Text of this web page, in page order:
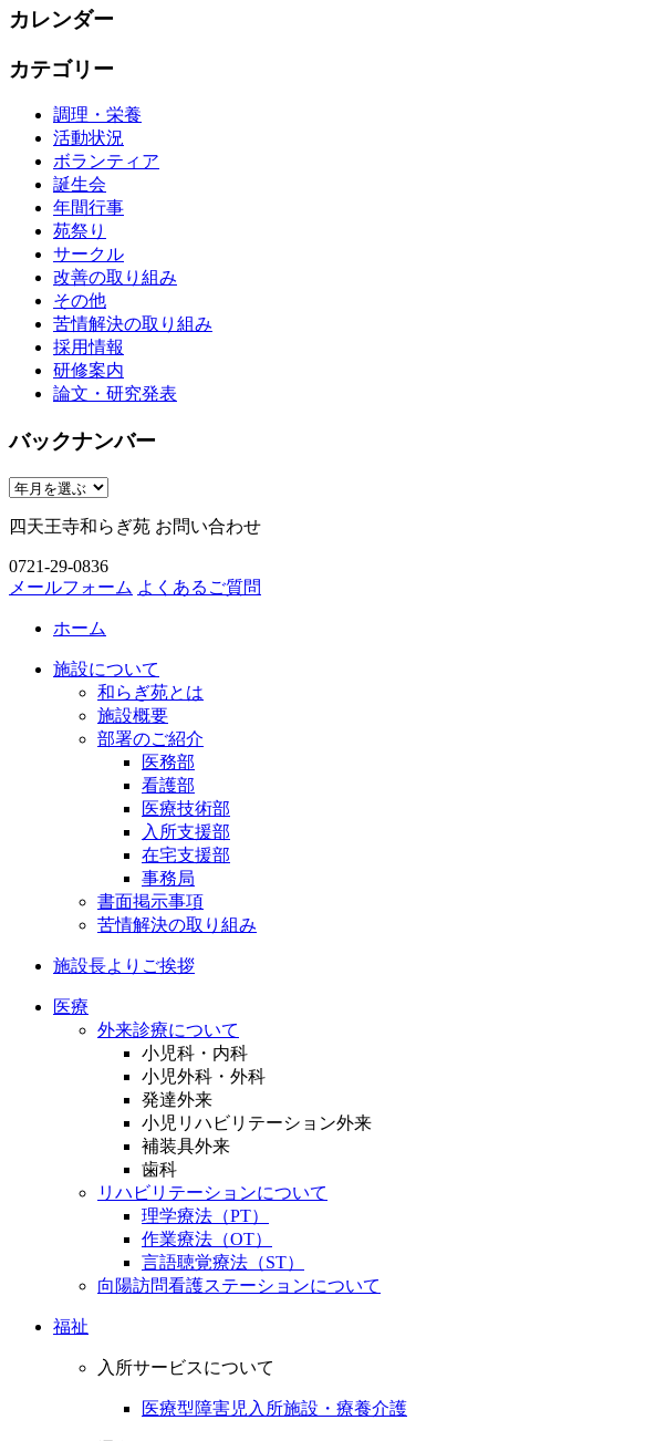
カレンダー
カテゴリー
調理・栄養
活動状況
ボランティア
誕生会
年間行事
苑祭り
サークル
改善の取り組み
その他
苦情解決の取り組み
採用情報
研修案内
論文・研究発表
バックナンバー
四天王寺和らぎ苑 お問い合わせ
0721-29-0836
メールフォーム よくあるご質問
ホーム
施設について
和らぎ苑とは
施設概要
部署のご紹介
医務部
看護部
医療技術部
入所支援部
在宅支援部
事務局
書面掲示事項
苦情解決の取り組み
施設長よりご挨拶
医療
外来診療について
小児科・内科
小児外科・外科
発達外来
小児リハビリテーション外来
補装具外来
歯科
リハビリテーションについて
理学療法（PT）
作業療法（OT）
言語聴覚療法（ST）
向陽訪問看護ステーションについて
福祉
入所サービスについて
医療型障害児入所施設・療養介護